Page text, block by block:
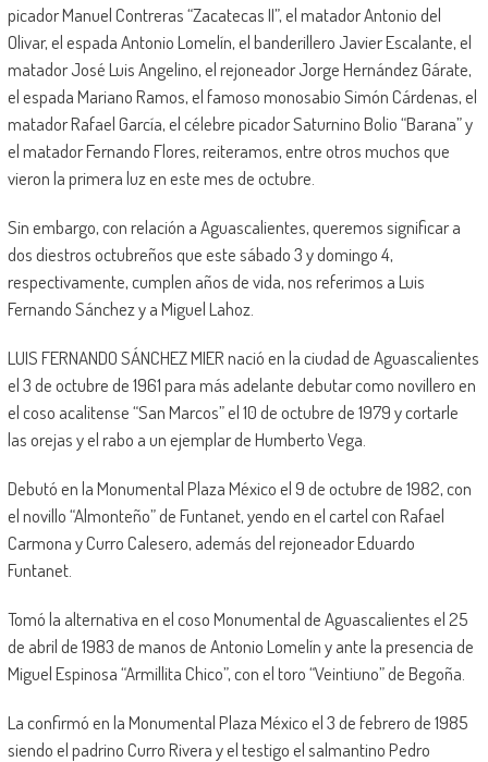
picador Manuel Contreras “Zacatecas II”, el matador Antonio del
Olivar, el espada Antonio Lomelín, el banderillero Javier Escalante, el
matador José Luis Angelino, el rejoneador Jorge Hernández Gárate,
el espada Mariano Ramos, el famoso monosabio Simón Cárdenas, el
matador Rafael García, el célebre picador Saturnino Bolio “Barana” y
el matador Fernando Flores, reiteramos, entre otros muchos que
vieron la primera luz en este mes de octubre.
Sin embargo, con relación a Aguascalientes, queremos significar a
dos diestros octubreños que este sábado 3 y domingo 4,
respectivamente, cumplen años de vida, nos referimos a Luis
Fernando Sánchez y a Miguel Lahoz.
LUIS FERNANDO SÁNCHEZ MIER nació en la ciudad de Aguascalientes
el 3 de octubre de 1961 para más adelante debutar como novillero en
el coso acalitense “San Marcos” el 10 de octubre de 1979 y cortarle
las orejas y el rabo a un ejemplar de Humberto Vega.
Debutó en la Monumental Plaza México el 9 de octubre de 1982, con
el novillo “Almonteño” de Funtanet, yendo en el cartel con Rafael
Carmona y Curro Calesero, además del rejoneador Eduardo
Funtanet.
Tomó la alternativa en el coso Monumental de Aguascalientes el 25
de abril de 1983 de manos de Antonio Lomelín y ante la presencia de
Miguel Espinosa “Armillita Chico”, con el toro “Veintiuno” de Begoña.
La confirmó en la Monumental Plaza México el 3 de febrero de 1985
siendo el padrino Curro Rivera y el testigo el salmantino Pedro